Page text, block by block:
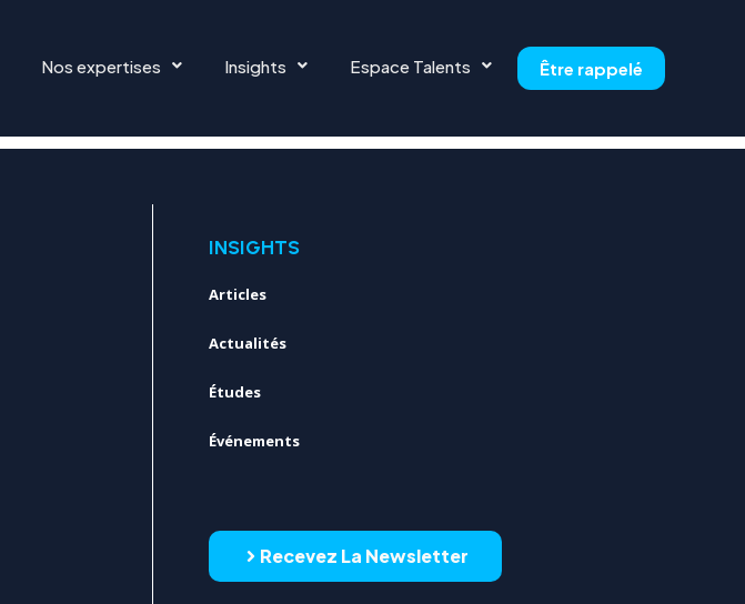
Nos expertises Insights Espace Talents Être rappelé
INSIGHTS
Articles
Actualités
Études
Événements
Recevez La Newsletter